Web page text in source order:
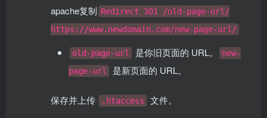
apache复制 Redirect 301 /old-page-url/
https://www.newdomain.com/new-page-url/
old-page-url 是你旧页面的 URL。
new-
page-url
是新页面的 URL。
保存并上传 .htaccess 文件。